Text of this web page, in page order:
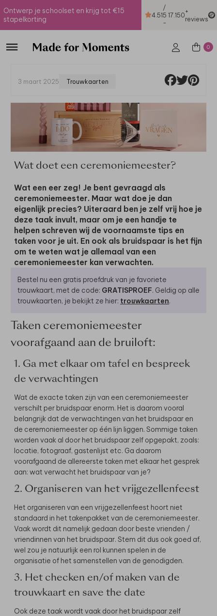
Ontwerp je schoolset en krijg tot €15
stapelkorting
4.51
/
5
-
17.150+
reviews
0
3 maart 2025 Trouwkaarten
Wat doet een ceremoniemeester?
Wat een eer zeg! Je bent gevraagd als
ceremoniemeester. Maar wat doe je dan
eigenlijk precies? Uiteraard ben je zelf vrij hoe je
deze taak invult, maar om je een handje te
helpen schreven wij de voornaamste tips en
taken voor je uit. En ook als bruidspaar is het fijn
om te weten wat je allemaal van een
ceremoniemeester kan verwachten.
Bestel nu een gratis proefdruk van je favoriete
trouwkaart, met de code: GRATISPROEF. Geldig op alle
trouwkaarten, je bekijkt ze hier: trouwkaarten.
Taken ceremoniemeester
voorafgaand aan de bruiloft:
1. Ga met elkaar om tafel en bespreek
de verwachtingen
Wat de exacte taken zijn van een ceremoniemeester
verschilt per bruidspaar enorm. Het is daarom vooral
belangrijk dat de verwachtingen van het bruidspaar en
de ceremoniemeester op één lijn liggen. Sommige taken
worden vaak al door het bruidspaar zelf opgepakt, zoals:
locatie, fotograaf, gastenlijst etc. Ga daarom
voorafgaand de allereerste taken met elkaar het gesprek
aan: wat verwacht het bruidspaar van je?
2. Organiseren van het vrijgezellenfeest
Het organiseren van een vrijgezellenfeest hoort niet
standaard in het takenpakket van de ceremoniemeester.
Vaak wordt dit namelijk gedaan door beste vrienden /
vriendinnen van het bruidspaar. Stem dit dus ook goed af,
wel zou je natuurlijk een rol kunnen spelen in de
organisatie of het samenstellen van de genodigden.
3. Het checken en/of maken van de
trouwkaart en save the date
Ook deze taak wordt vaak door het bruidspaar zelf